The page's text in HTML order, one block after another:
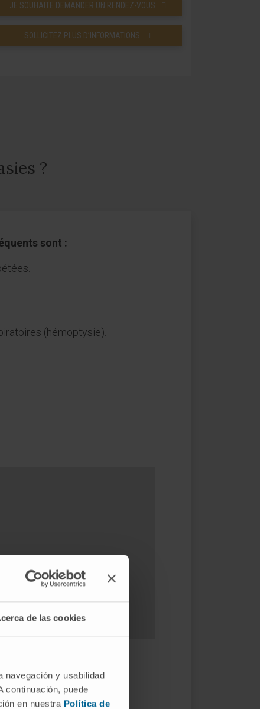
de las cookies
navegación y usabilidad
continuación, puede
en nuestra Política de
JE SOUHAITE DEMANDER UN RENDEZ-VOUS
SOLLICITEZ PLUS D’INFORMATIONS
?
sont :
(hémoptysie).
t-on les